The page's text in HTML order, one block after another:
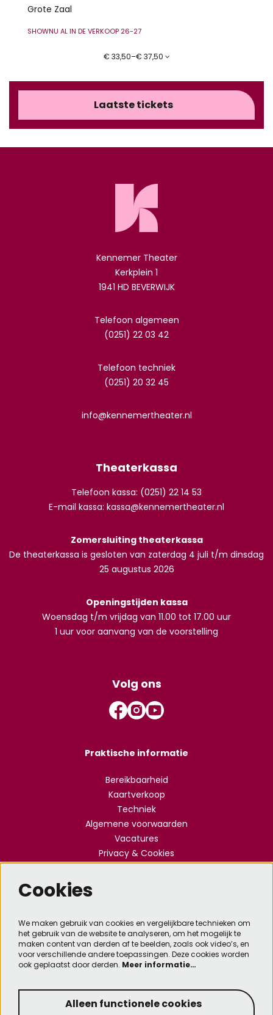
Grote Zaal
SHOWNU AL IN DE VERKOOP 26-27
€ 33,50–€ 37,50
Laatste tickets
Kennemer Theater
Kerkplein 1
1941 HD BEVERWIJK
Telefoon algemeen
(0251) 22 03 42
Telefoon techniek
(0251) 20 32 45
info@kennemertheater.nl
Theaterkassa
Telefoon kassa: (0251) 22 14 53
E-mail kassa: kassa@kennemertheater.nl
Zomersluiting theaterkassa
De theaterkassa is gesloten van zaterdag 4 juli t/m dinsdag
25 augustus 2026
Openingstijden kassa
Woensdag t/m vrijdag van 11.00 tot 17.00 uur
1 uur voor aanvang van de voorstelling
Volg ons
Praktische informatie
Bereikbaarheid
Kaartverkoop
Techniek
Algemene voorwaarden
Vacatures
Privacy & Cookies
Meld je aan voor de nieuwsbrief
Aanmelden
Cookies
We maken gebruik van cookies en vergelijkbare technieken om
het gebruik van de website te analyseren, om het mogelijk te
maken content van derden af te beelden, zoals ook video’s, en
voor verschillende andere toepassingen. Deze cookies worden
ook geplaatst door derden. Meer informatie…
Alleen functionele cookies